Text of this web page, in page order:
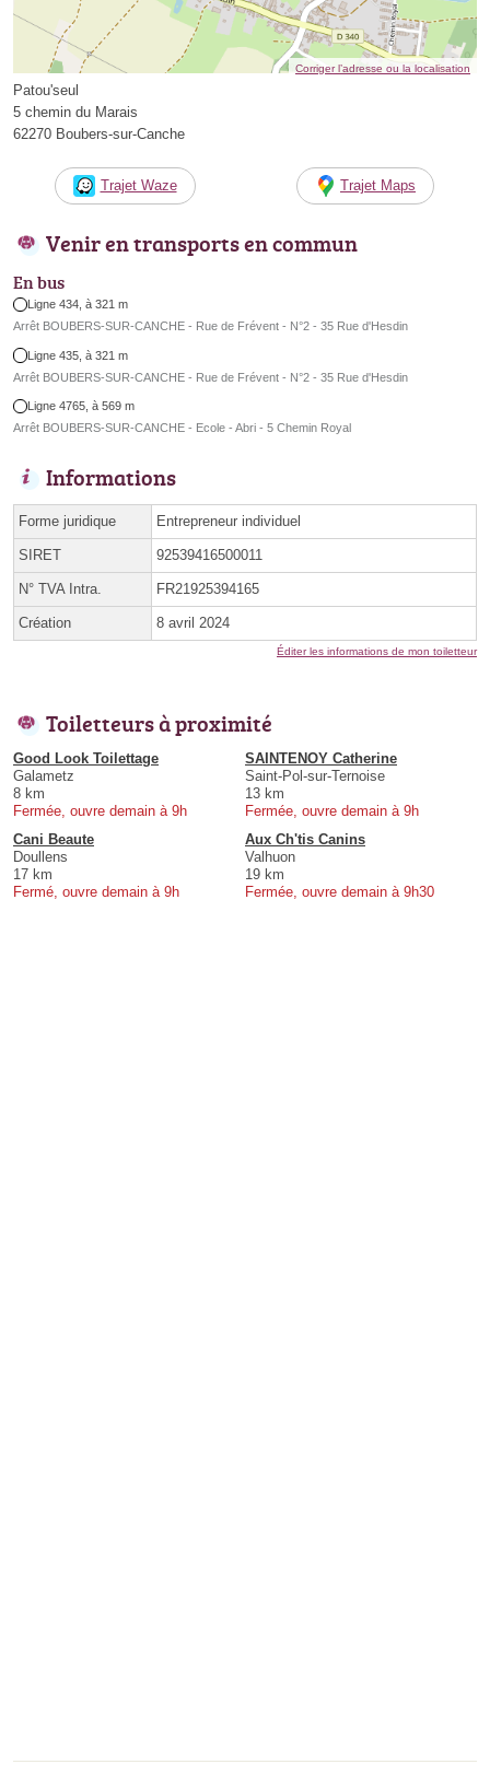
Corriger l’adresse ou la localisation
Patou'seul
5 chemin du Marais
62270 Boubers-sur-Canche
Trajet Waze Trajet Maps
Venir en transports en commun
En bus
Ligne 434, à 321 m
Arrêt BOUBERS-SUR-CANCHE - Rue de Frévent - N°2 - 35 Rue d'Hesdin
Ligne 435, à 321 m
Arrêt BOUBERS-SUR-CANCHE - Rue de Frévent - N°2 - 35 Rue d'Hesdin
Ligne 4765, à 569 m
Arrêt BOUBERS-SUR-CANCHE - Ecole - Abri - 5 Chemin Royal
Informations
Forme juridique Entrepreneur individuel
SIRET 92539416500011
N° TVA Intra. FR21925394165
Création 8 avril 2024
Éditer les informations de mon toiletteur
Toiletteurs à proximité
Good Look Toilettage
Galametz
8 km
Fermée, ouvre demain à 9h
SAINTENOY Catherine
Saint-Pol-sur-Ternoise
13 km
Fermée, ouvre demain à 9h
Cani Beaute
Doullens
17 km
Fermé, ouvre demain à 9h
Aux Ch'tis Canins
Valhuon
19 km
Fermée, ouvre demain à 9h30